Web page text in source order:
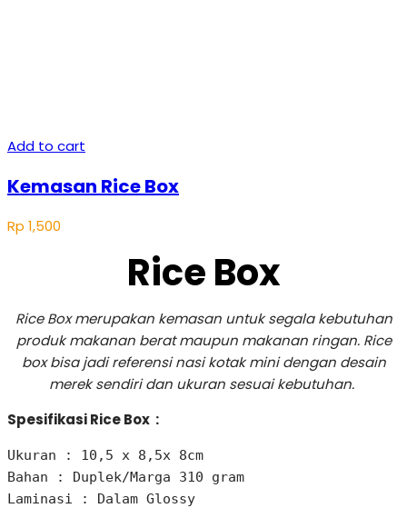
Add to cart
Kemasan Rice Box
Rp 1,500
Rice Box
Rice Box merupakan kemasan untuk segala kebutuhan
produk makanan berat maupun makanan ringan. Rice
box bisa jadi referensi nasi kotak mini dengan desain
merek sendiri dan ukuran sesuai kebutuhan.
Spesifikasi Rice Box :
Ukuran : 10,5 x 8,5x 8cm
Bahan : Duplek/Marga 310 gram
Laminasi : Dalam Glossy